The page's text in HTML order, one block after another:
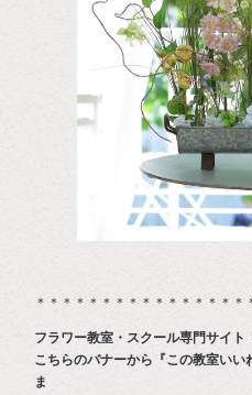
＊＊＊＊＊＊＊＊＊＊＊＊＊＊＊＊
フラワー教室・スクール専門サイト
こちらのバナーから『この教室い
ま